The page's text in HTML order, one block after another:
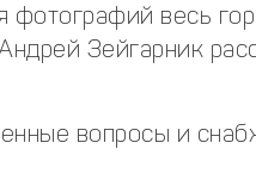
фотографий весь
Зейгарник
вопросы и